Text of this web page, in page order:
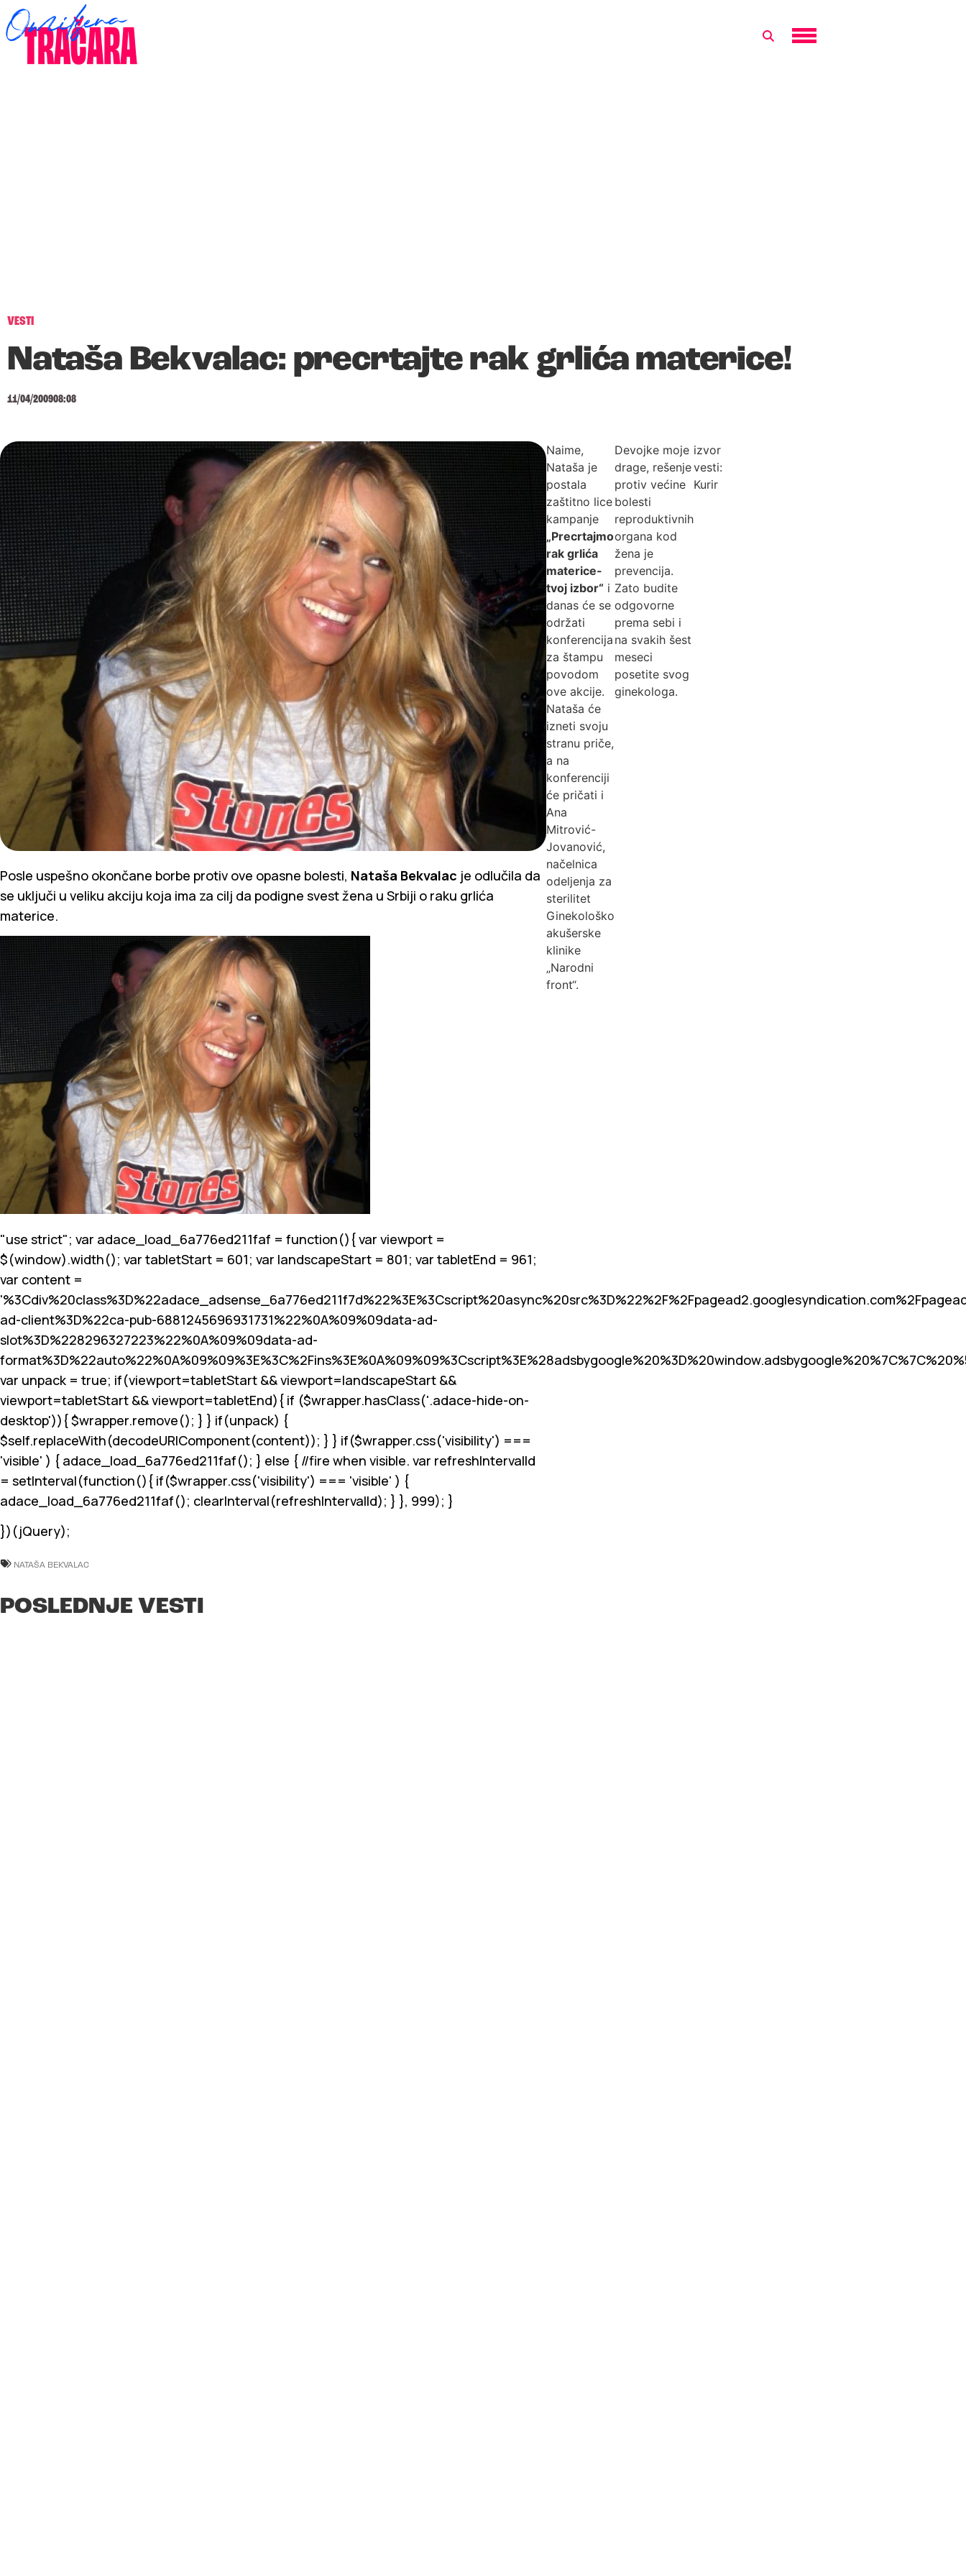
VESTI
Nataša Bekvalac: precrtajte rak grlića materice!
11/04/200908:08
Posle uspešno okončane borbe protiv ove opasne bolesti, Nataša Bekvalac je odlučila da
se uključi u veliku akciju koja ima za cilj da podigne svest žena u Srbiji o raku grlića
materice.
"use strict"; var adace_load_6a776ed211faf = function(){ var viewport =
$(window).width(); var tabletStart = 601; var landscapeStart = 801; var tabletEnd = 961;
var content =
ad-client%3D%22ca-pub-6881245696931731%22%0A%09%09data-ad-
slot%3D%228296327223%22%0A%09%09data-ad-
var unpack = true; if(viewport=tabletStart && viewport=landscapeStart &&
viewport=tabletStart && viewport=tabletEnd){ if ($wrapper.hasClass('.adace-hide-on-
desktop')){ $wrapper.remove(); } } if(unpack) {
$self.replaceWith(decodeURIComponent(content)); } } if($wrapper.css('visibility') ===
'visible' ) { adace_load_6a776ed211faf(); } else { //fire when visible. var refreshIntervalId
= setInterval(function(){ if($wrapper.css('visibility') === 'visible' ) {
adace_load_6a776ed211faf(); clearInterval(refreshIntervalId); } }, 999); }
})(jQuery);
Naime,
Nataša je
postala
zaštitno lice
kampanje
„Precrtajmo
rak grlića
materice-
tvoj izbor“ i
danas će se
održati
konferencija
za štampu
povodom
ove akcije.
Nataša će
izneti svoju
stranu priče,
a na
konferenciji
će pričati i
Ana
Mitrović-
Jovanović,
načelnica
odeljenja za
sterilitet
Ginekološko
akušerske
klinike
„Narodni
front“.
Devojke moje
drage, rešenje
protiv većine
bolesti
reproduktivnih
organa kod
žena je
prevencija.
Zato budite
odgovorne
prema sebi i
na svakih šest
meseci
posetite svog
ginekologa.
izvor
vesti:
Kurir
NATAŠA BEKVALAC
POSLEDNJE VESTI